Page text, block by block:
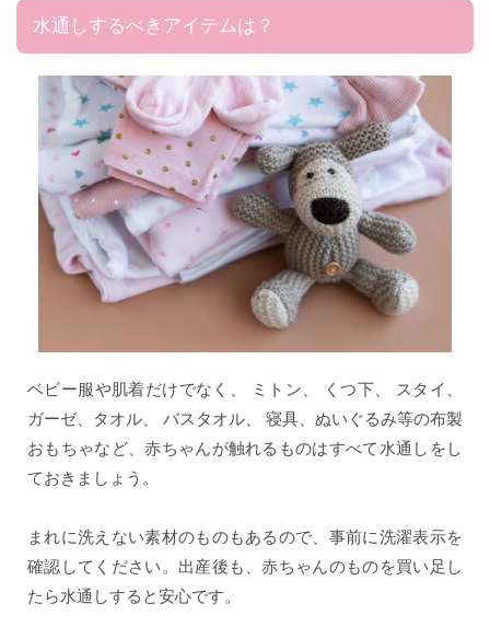
水通しするべきアイテムは？
ベビー服や肌着だけでなく、 ミトン、 くつ下、 スタイ、
ガーゼ、タオル、 バスタオル、 寝具、ぬいぐるみ等の布製
おもちゃなど、赤ちゃんが触れるものはすべて水通しをし
ておきましょう。
まれに洗えない素材のものもあるので、事前に洗濯表示を
確認してください。出産後も、赤ちゃんのものを買い足し
たら水通しすると安心です。